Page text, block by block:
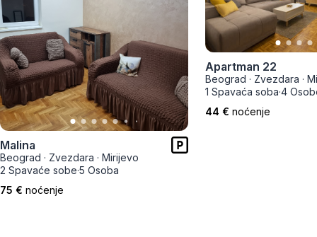
Malina
Beograd · Zvezdara · Mirijevo
2 Spavaće sobe·5 Osoba
75 € noćenje
Apartman 22
Beograd · Zvezdara ·
1 Spavaća soba·4
44 € noćenje